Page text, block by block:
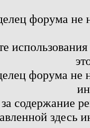
форума не
форума не
содержание
здесь